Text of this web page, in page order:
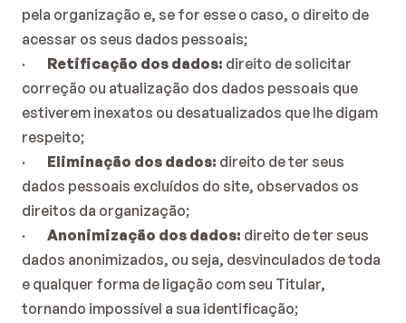
pela organização e, se for esse o caso, o direito de
acessar os seus dados pessoais;
· Retificação dos dados: direito de solicitar
correção ou atualização dos dados pessoais que
estiverem inexatos ou desatualizados que lhe digam
respeito;
· Eliminação dos dados: direito de ter seus
dados pessoais excluídos do site, observados os
direitos da organização;
· Anonimização dos dados: direito de ter seus
dados anonimizados, ou seja, desvinculados de toda
e qualquer forma de ligação com seu Titular,
tornando impossível a sua identificação;